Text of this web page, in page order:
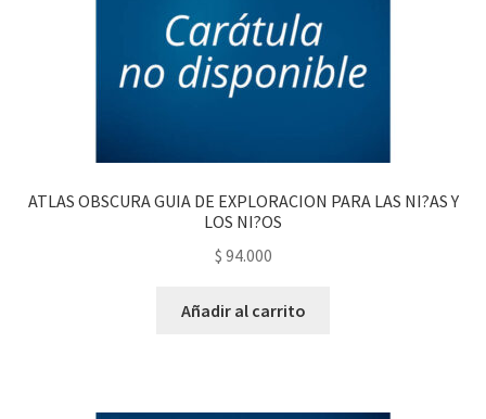
ATLAS OBSCURA GUIA DE EXPLORACION PARA LAS NI?AS Y
LOS NI?OS
$ 94.000
Añadir al carrito